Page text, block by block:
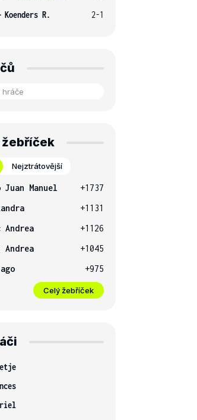
Koenders R. 2-1
žebříček
Nejztrátovější
Juan Manuel
+1737
+1131
Andrea
+1126
+1045
+975
Celý žebříček